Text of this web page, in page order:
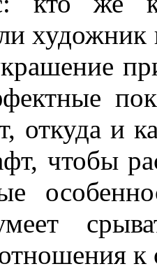
художник
откуда и
чтобы